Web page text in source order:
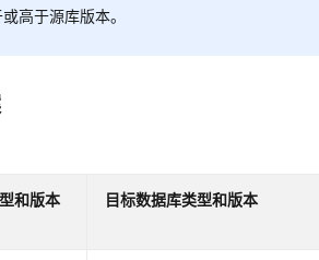
高于源库版本。
和版本 目标数据库类型和版本